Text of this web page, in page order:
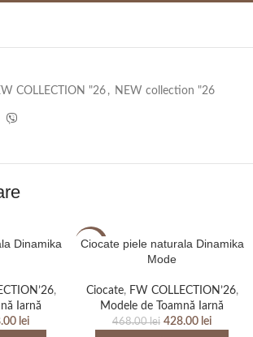
COLLECTION "26 , NEW collection "26
Dinamika
,
Iarnă
lei
-9%
Ciocate piele naturala Dinamika
Mode
Ciocate, FW COLLECTION’26,
Modele de Toamnă Iarnă
468.00lei 428.00 lei